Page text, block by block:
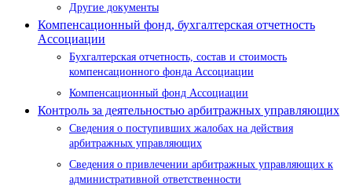
Другие документы
Компенсационный фонд, бухгалтерская отчетность
Ассоциации
Бухгалтерская отчетность, состав и стоимость
компенсационного фонда Ассоциации
Компенсационный фонд Ассоциации
Контроль за деятельностью арбитражных управляющих
Сведения о поступивших жалобах на действия
арбитражных управляющих
Сведения о привлечении арбитражных управляющих к
административной ответственности